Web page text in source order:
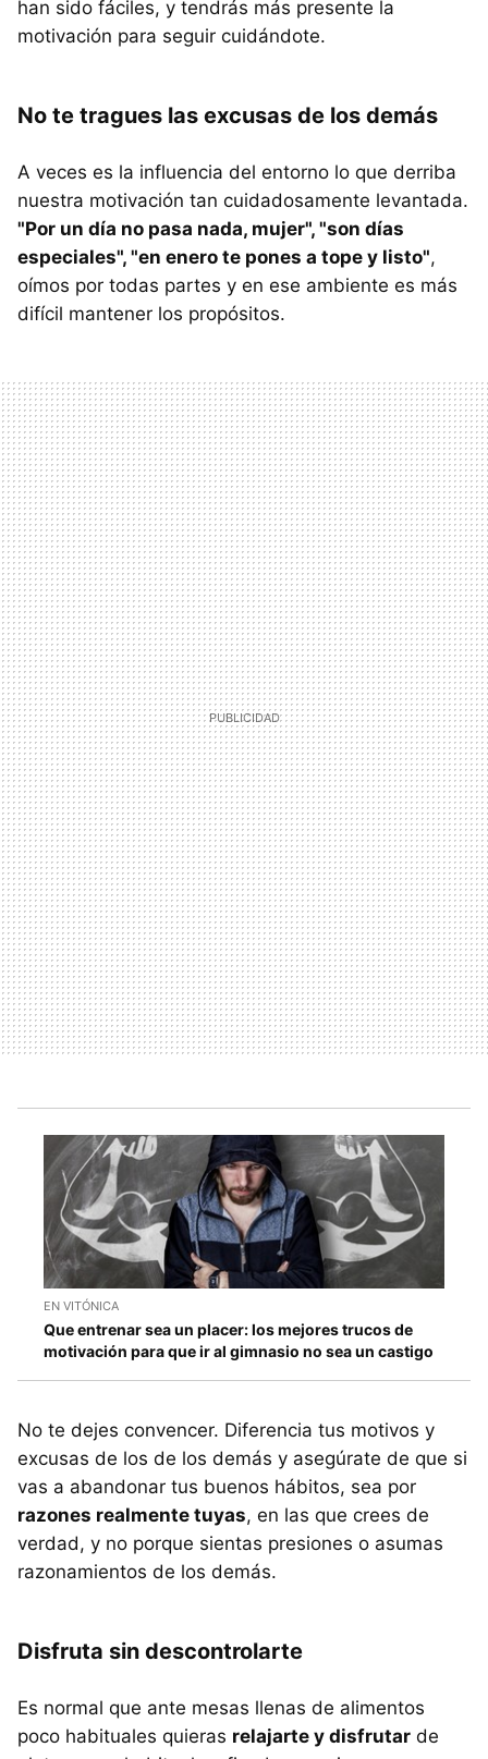
han sido fáciles, y tendrás más presente la
motivación para seguir cuidándote.
No te tragues las excusas de los demás
A veces es la influencia del entorno lo que derriba
nuestra motivación tan cuidadosamente levantada.
"Por un día no pasa nada, mujer", "son días
especiales", "en enero te pones a tope y listo",
oímos por todas partes y en ese ambiente es más
difícil mantener los propósitos.
EN VITÓNICA
Que entrenar sea un placer: los mejores trucos de
motivación para que ir al gimnasio no sea un castigo
No te dejes convencer. Diferencia tus motivos y
excusas de los de los demás y asegúrate de que si
vas a abandonar tus buenos hábitos, sea por
razones realmente tuyas, en las que crees de
verdad, y no porque sientas presiones o asumas
razonamientos de los demás.
Disfruta sin descontrolarte
Es normal que ante mesas llenas de alimentos
poco habituales quieras relajarte y disfrutar de